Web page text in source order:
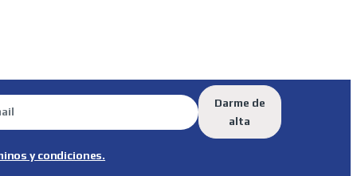
Darme de
alta
y condiciones.